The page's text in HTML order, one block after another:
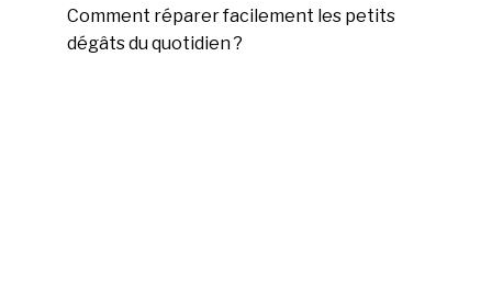
Comment réparer facilement les petits
dégâts du quotidien ?